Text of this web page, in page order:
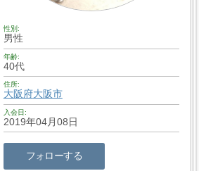
性別
男性
年齢
40代
住所
大阪府大阪市
入会日
2019年04月08日
フォローする